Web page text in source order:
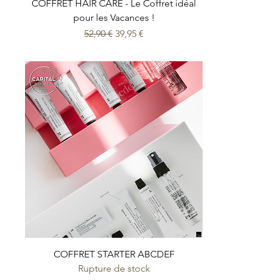
COFFRET HAIR CARE - Le Coffret idéal
pour les Vacances !
Prix original
52,90 € Prix promotionnel
39,95 €
COFFRET STARTER ABCDEF
Rupture de stock